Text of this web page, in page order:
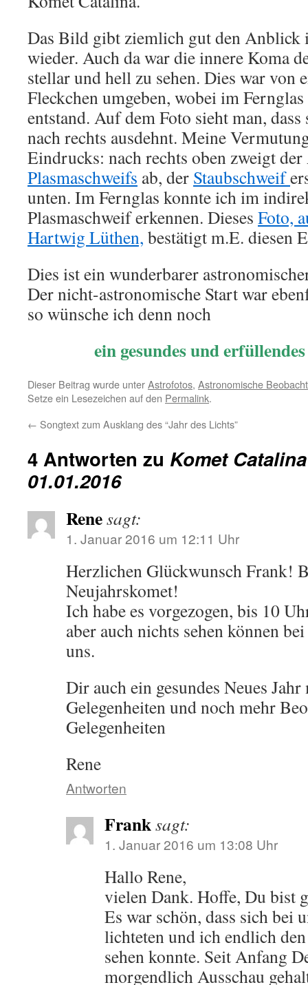
Das Bild gibt ziemlich gut den Anblick
wieder. Auch da war die innere Koma
stellar und hell zu sehen. Dies war von
Fleckchen umgeben, wobei im
entstand. Auf dem Foto sieht man, dass
nach rechts ausdehnt. Meine
Eindrucks: nach rechts oben zweigt der
Plasmaschweifs ab, der Staubschweif
unten. Im Fernglas konnte ich im
Plasmaschweif erkennen. Dieses Foto,
Hartwig Lüthen, bestätigt m.E. diesen
Dies ist ein wunderbarer
Der nicht-astronomische Start war
so wünsche ich denn noch
ein gesundes und
Dieser Beitrag wurde unterAstrofotos, Astronomische
Setze ein Lesezeichen auf den Permalink.
← Songtext zum Ausklang des “Jahr des Lichts”
4 Antworten zu Komet
01.01.2016
Renesagt:
1. Januar 2016 um 12:11 Uhr
Herzlichen Glückwunsch Frank!
Neujahrskomet!
Ich habe es vorgezogen, bis 10
aber auch nichts sehen können
uns.
Dir auch ein gesundes Neues
Gelegenheiten und noch mehr
Gelegenheiten
Rene
Antworten
Franksagt:
1. Januar 2016 um 13:08 Uhr
Hallo Rene,
vielen Dank. Hoffe, Du bist
Es war schön, dass sich bei
lichteten und ich endlich
sehen konnte. Seit Anfang
morgendlich Ausschau